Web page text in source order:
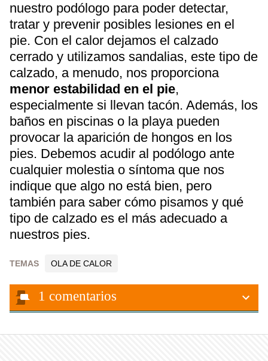
nuestro podólogo para poder detectar,
tratar y prevenir posibles lesiones en el
pie. Con el calor dejamos el calzado
cerrado y utilizamos sandalias, este tipo de
calzado, a menudo, nos proporciona
menor estabilidad en el pie,
especialmente si llevan tacón. Además, los
baños en piscinas o la playa pueden
provocar la aparición de hongos en los
pies. Debemos acudir al podólogo ante
cualquier molestia o síntoma que nos
indique que algo no está bien, pero
también para saber cómo pisamos y qué
tipo de calzado es el más adecuado a
nuestros pies.
TEMAS OLA DE CALOR
1 comentarios